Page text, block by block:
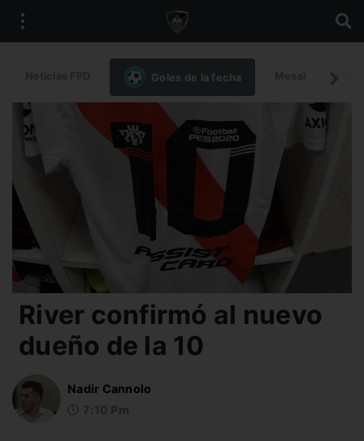
Goles de la fecha
River confirmó al nuevo
dueño de la 10
Nadir Cannolo